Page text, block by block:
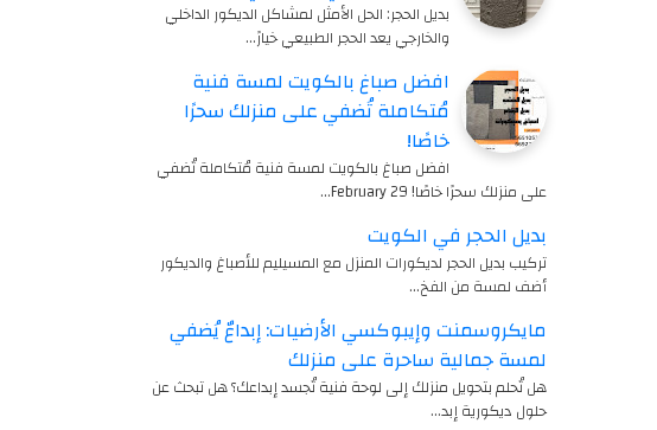
بديل الحجر: الحل الأمثل لمشاكل الديكور الداخلي
والخارجي يعد الحجر الطبيعي خيارً…
افضل صباغ بالكويت لمسة فنية
مُتكاملة تُضفي على منزلك سحرًا
خاصًا!
افضل صباغ بالكويت لمسة فنية مُتكاملة تُضفي
على منزلك سحرًا خاصًا! 29 February…
بديل الحجر في الكويت
تركيب بديل الحجر لديكورات المنزل مع المسيليم للأصباغ والديكور
أضف لمسة من الفخ…
مايكروسمنت وإيبوكسي الأرضيات: إبداعٌ يُضفي
لمسة جمالية ساحرة على منزلك
هل تُحلم بتحويل منزلك إلى لوحة فنية تُجسد إبداعك؟ هل تبحث عن
حلول ديكورية إبد…